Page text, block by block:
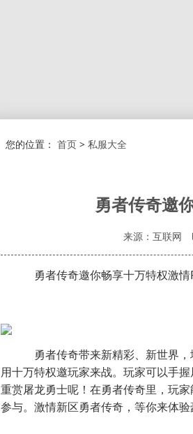
您的位置： 首页> 私服大全
勇者传奇邀
来源：互联网
勇者传奇邀你畅享十万特权激情
勇者传奇带来新精彩、新世界，
用十万特权邀玩家来战。玩家可以手
重赏屠龙勇士呢！在勇者传奇里，玩
参与。激情新区勇者传奇，等你来体验